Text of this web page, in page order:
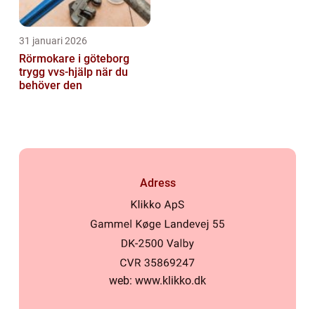
31 januari 2026
Rörmokare i göteborg
trygg vvs-hjälp när du
behöver den
Adress
web: www.klikko.dk